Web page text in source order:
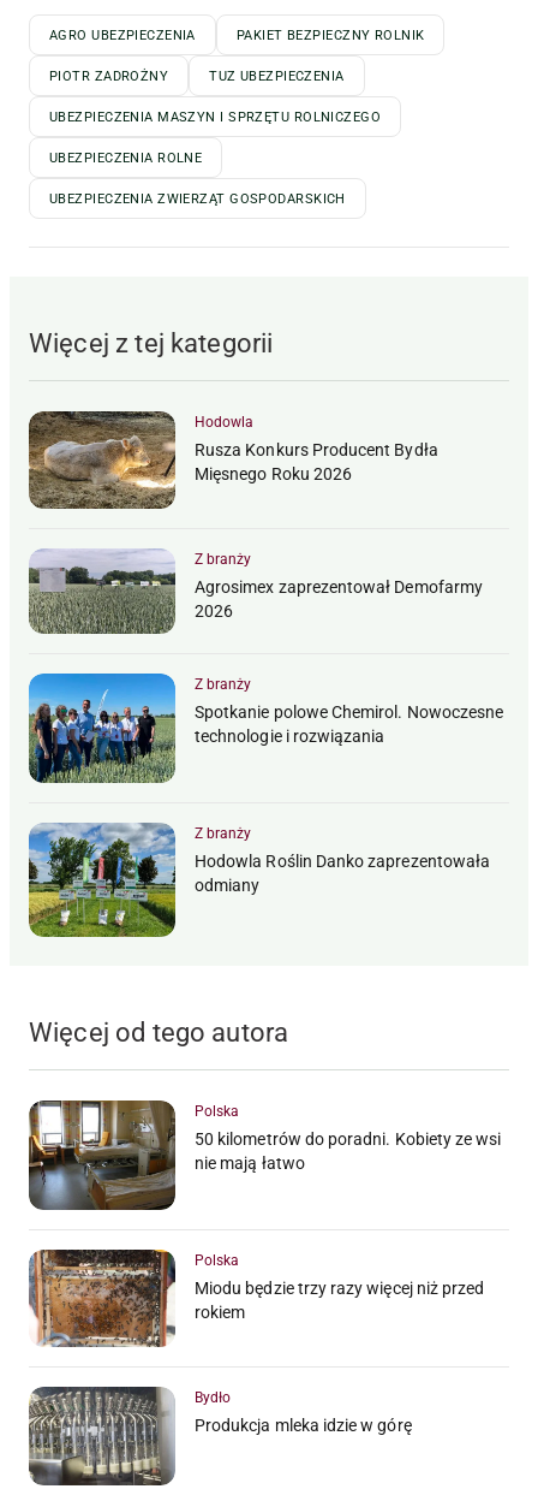
AGRO UBEZPIECZENIA PAKIET BEZPIECZNY ROLNIK
PIOTR ZADROŻNY TUZ UBEZPIECZENIA
UBEZPIECZENIA MASZYN I SPRZĘTU ROLNICZEGO
UBEZPIECZENIA ROLNE
UBEZPIECZENIA ZWIERZĄT GOSPODARSKICH
Więcej z tej kategorii
Hodowla
Rusza Konkurs Producent Bydła
Mięsnego Roku 2026
Z branży
Agrosimex zaprezentował Demofarmy
2026
Z branży
Spotkanie polowe Chemirol. Nowoczesne
technologie i rozwiązania
Z branży
Hodowla Roślin Danko zaprezentowała
odmiany
Więcej od tego autora
Polska
50 kilometrów do poradni. Kobiety ze wsi
nie mają łatwo
Polska
Miodu będzie trzy razy więcej niż przed
rokiem
Bydło
Produkcja mleka idzie w górę